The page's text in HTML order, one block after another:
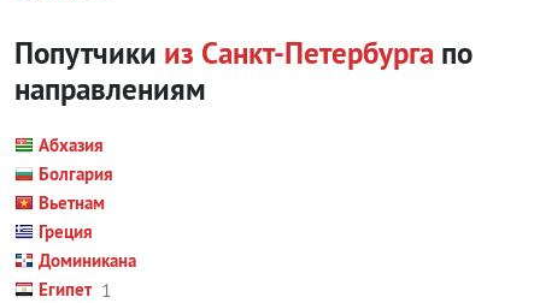
Попутчики из Санкт-Петербурга по
направлениям
Абхазия
Болгария
Вьетнам
Греция
Доминикана
Египет 1